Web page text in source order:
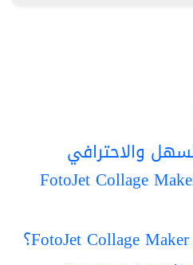
والاحترافي
FotoJet Collage